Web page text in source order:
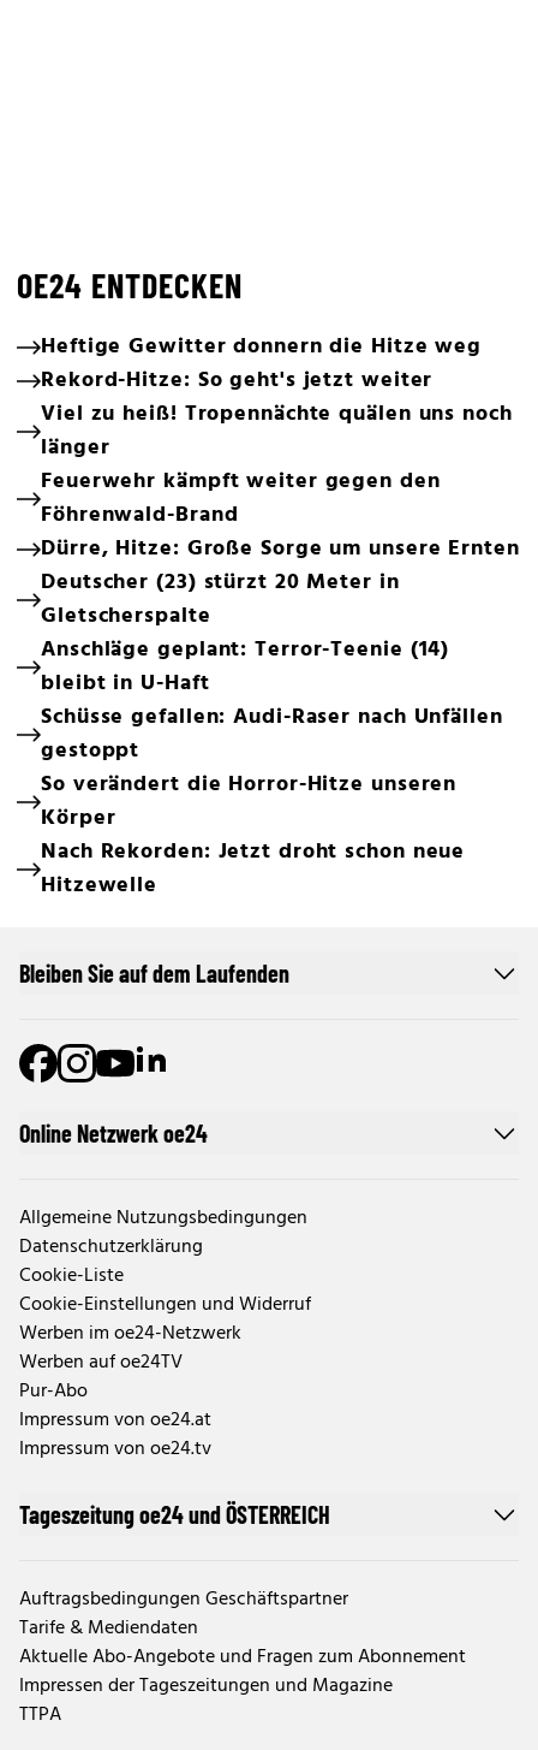
OE24 ENTDECKEN
Heftige Gewitter donnern die Hitze weg
Rekord-Hitze: So geht's jetzt weiter
Viel zu heiß! Tropennächte quälen uns noch
länger
Feuerwehr kämpft weiter gegen den
Föhrenwald-Brand
Dürre, Hitze: Große Sorge um unsere Ernten
Deutscher (23) stürzt 20 Meter in
Gletscherspalte
Anschläge geplant: Terror-Teenie (14)
bleibt in U-Haft
Schüsse gefallen: Audi-Raser nach Unfällen
gestoppt
So verändert die Horror-Hitze unseren
Körper
Nach Rekorden: Jetzt droht schon neue
Hitzewelle
Online Netzwerk oe24
Allgemeine Nutzungsbedingungen
Datenschutzerklärung
Cookie-Liste
Cookie-Einstellungen und Widerruf
Werben im oe24-Netzwerk
Werben auf oe24TV
Pur-Abo
Impressum von oe24.at
Impressum von oe24.tv
Tageszeitung oe24 und ÖSTERREICH
Auftragsbedingungen Geschäftspartner
Tarife & Mediendaten
Aktuelle Abo-Angebote und Fragen zum Abonnement
Impressen der Tageszeitungen und Magazine
TTPA
Bleiben Sie auf dem Laufenden